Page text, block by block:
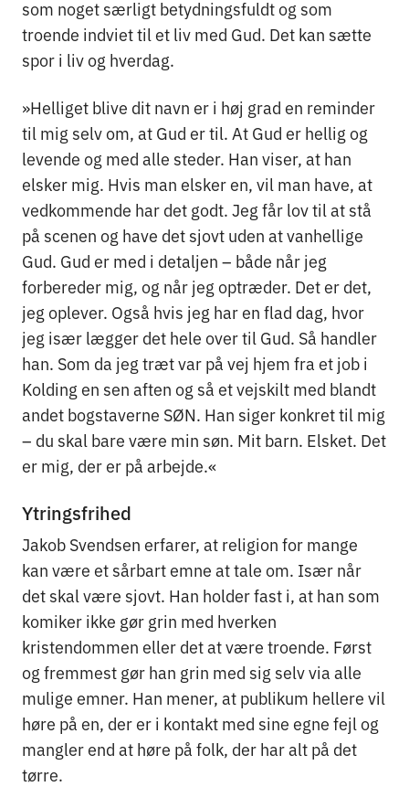
som noget særligt betydningsfuldt og som
troende indviet til et liv med Gud. Det kan sætte
spor i liv og hverdag.
»Helliget blive dit navn er i høj grad en reminder
til mig selv om, at Gud er til. At Gud er hellig og
levende og med alle steder. Han viser, at han
elsker mig. Hvis man elsker en, vil man have, at
vedkommende har det godt. Jeg får lov til at stå
på scenen og have det sjovt uden at vanhellige
Gud. Gud er med i detaljen – både når jeg
forbereder mig, og når jeg optræder. Det er det,
jeg oplever. Også hvis jeg har en flad dag, hvor
jeg især lægger det hele over til Gud. Så handler
han. Som da jeg træt var på vej hjem fra et job i
Kolding en sen aften og så et vejskilt med blandt
andet bogstaverne SØN. Han siger konkret til mig
– du skal bare være min søn. Mit barn. Elsket. Det
er mig, der er på arbejde.«
Ytringsfrihed
Jakob Svendsen erfarer, at religion for mange
kan være et sårbart emne at tale om. Især når
det skal være sjovt. Han holder fast i, at han som
komiker ikke gør grin med hverken
kristendommen eller det at være troende. Først
og fremmest gør han grin med sig selv via alle
mulige emner. Han mener, at publikum hellere vil
høre på en, der er i kontakt med sine egne fejl og
mangler end at høre på folk, der har alt på det
tørre.